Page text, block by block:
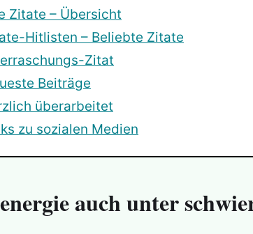
Zitate – Übersicht
Hitlisten – Beliebte Zitate
Zitat
Beiträge
überarbeitet
zu sozialen Medien
auch unter